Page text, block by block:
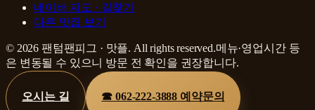
네이버 지도 · 길찾기
다른 맛집 보기
© 2026 팬텀팬피그 · 맛플. All rights reserved.메뉴·영업시간 등
은 변동될 수 있으니 방문 전 확인을 권장합니다.
오시는 길 ☎062-222-3888 예약문의